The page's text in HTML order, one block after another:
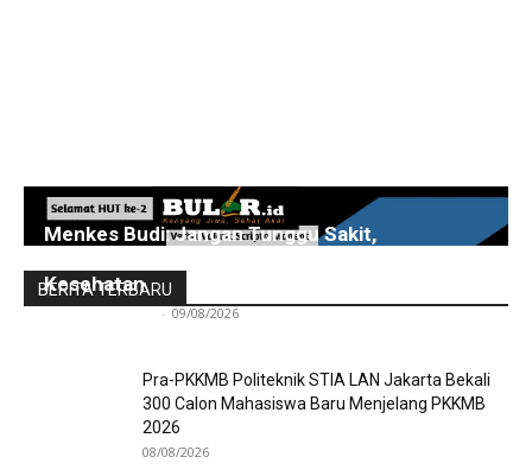
BERITA TERBARU
Menkes Budi: Jangan Tunggu Sakit,
Kesehatan
- 09/08/2026
Pra-PKKMB Politeknik STIA LAN Jakarta Bekali
300 Calon Mahasiswa Baru Menjelang PKKMB
2026
08/08/2026